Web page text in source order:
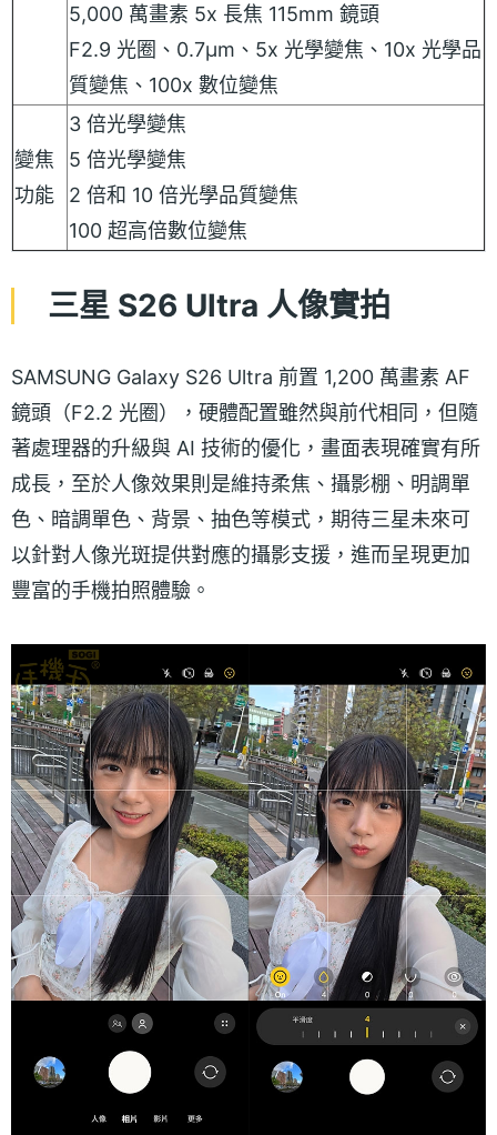
5,000 萬畫素 5x 長焦 115mm 鏡頭
F2.9 光圈、0.7µm、5x 光學變焦、10x 光學品
質變焦、100x 數位變焦
變焦
功能
3 倍光學變焦
5 倍光學變焦
2 倍和 10 倍光學品質變焦
100 超高倍數位變焦
三星 S26 Ultra 人像實拍
SAMSUNG Galaxy S26 Ultra 前置 1,200 萬畫素 AF
鏡頭（F2.2 光圈），硬體配置雖然與前代相同，但隨
著處理器的升級與 AI 技術的優化，畫面表現確實有所
成長，至於人像效果則是維持柔焦、攝影棚、明調單
色、暗調單色、背景、抽色等模式，期待三星未來可
以針對人像光斑提供對應的攝影支援，進而呈現更加
豐富的手機拍照體驗。